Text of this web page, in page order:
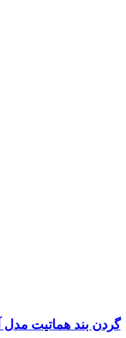
گردن بند هماتیت مدل